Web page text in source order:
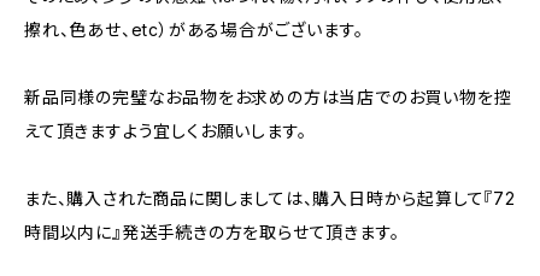
擦れ、色あせ、etc）がある場合がございます。
新品同様の完璧なお品物をお求めの方は当店でのお買い物を控
えて頂きますよう宜しくお願いします。
また、購入された商品に関しましては、購入日時から起算して『72
時間以内に』発送手続きの方を取らせて頂きます。